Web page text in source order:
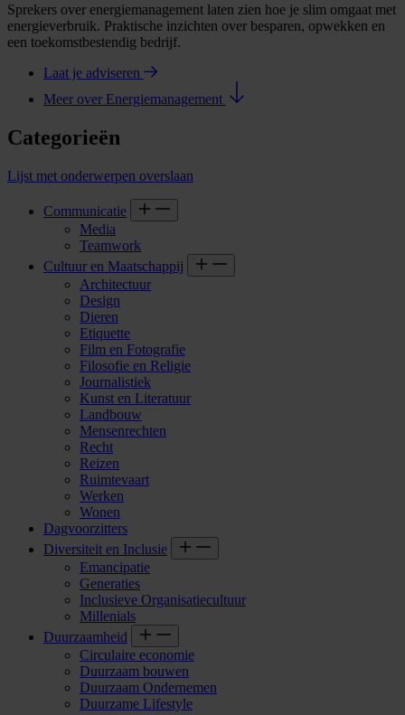
Sprekers over energiemanagement laten zien hoe je slim omgaat met
energieverbruik. Praktische inzichten over besparen, opwekken en
een toekomstbestendig bedrijf.
Laat je adviseren
Meer over Energiemanagement
Categorieën
Lijst met onderwerpen overslaan
Communicatie
Media
Teamwork
Cultuur en Maatschappij
Architectuur
Design
Dieren
Etiquette
Film en Fotografie
Filosofie en Religie
Journalistiek
Kunst en Literatuur
Landbouw
Mensenrechten
Recht
Reizen
Ruimtevaart
Werken
Wonen
Dagvoorzitters
Diversiteit en Inclusie
Emancipatie
Generaties
Inclusieve Organisatiecultuur
Millenials
Duurzaamheid
Circulaire economie
Duurzaam bouwen
Duurzaam Ondernemen
Duurzame Lifestyle